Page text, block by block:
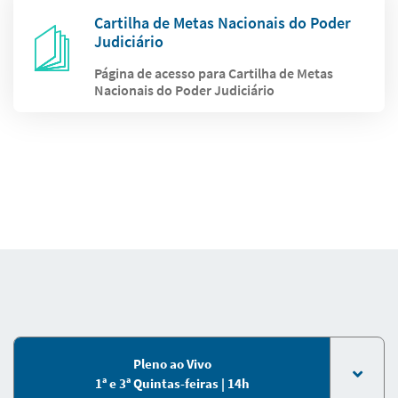
Cartilha de Metas Nacionais do Poder
Judiciário
Página de acesso para Cartilha de Metas
Nacionais do Poder Judiciário
Pleno ao Vivo
1ª e 3ª Quintas-feiras | 14h